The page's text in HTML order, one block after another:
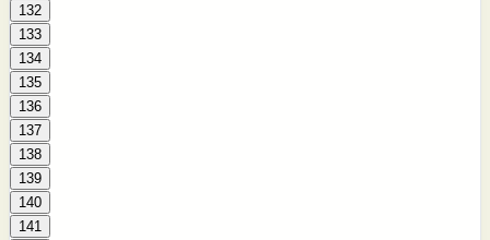
132
133
134
135
136
137
138
139
140
141